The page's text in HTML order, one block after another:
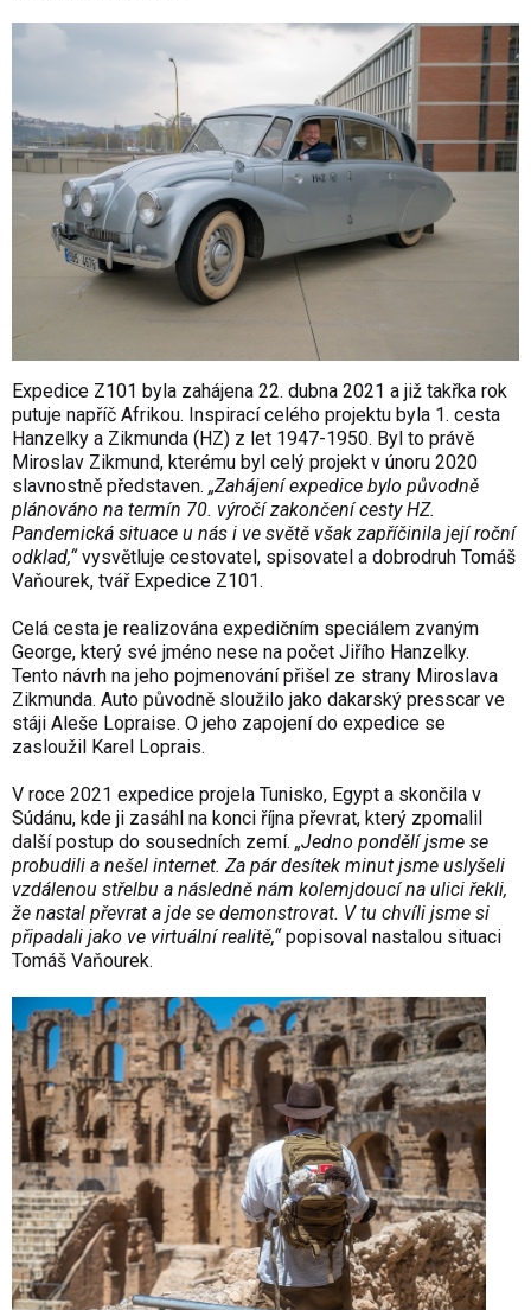
Expedice Z101 byla zahájena 22. dubna 2021 a již takřka rok
putuje napříč Afrikou. Inspirací celého projektu byla 1. cesta
Hanzelky a Zikmunda (HZ) z let 1947-1950. Byl to právě
Miroslav Zikmund, kterému byl celý projekt v únoru 2020
slavnostně představen. „Zahájení expedice bylo původně
plánováno na termín 70. výročí zakončení cesty HZ.
Pandemická situace u nás i ve světě však zapříčinila její roční
odklad,“vysvětluje cestovatel, spisovatel a dobrodruh Tomáš
Vaňourek, tvář Expedice Z101.
Celá cesta je realizována expedičním speciálem zvaným
George, který své jméno nese na počet Jiřího Hanzelky.
Tento návrh na jeho pojmenování přišel ze strany Miroslava
Zikmunda. Auto původně sloužilo jako dakarský presscar ve
stáji Aleše Lopraise. O jeho zapojení do expedice se
zasloužil Karel Loprais.
V roce 2021 expedice projela Tunisko, Egypt a skončila v
Súdánu, kde ji zasáhl na konci října převrat, který zpomalil
další postup do sousedních zemí. „Jedno pondělí jsme se
probudili a nešel internet. Za pár desítek minut jsme uslyšeli
vzdálenou střelbu a následně nám kolemjdoucí na ulici řekli,
že nastal převrat a jde se demonstrovat. V tu chvíli jsme si
připadali jako ve virtuální realitě,“popisoval nastalou situaci
Tomáš Vaňourek.